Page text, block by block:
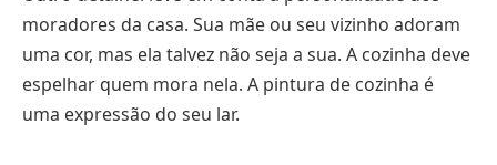
moradores da casa. Sua mãe ou seu vizinho adoram
uma cor, mas ela talvez não seja a sua. A cozinha deve
espelhar quem mora nela. A pintura de cozinha é
uma expressão do seu lar.